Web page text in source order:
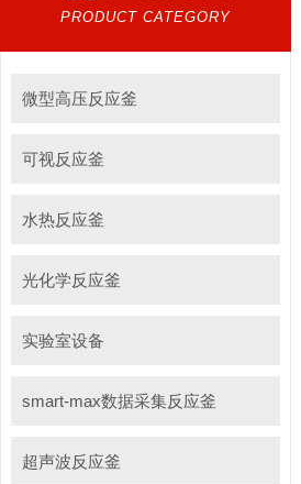
PRODUCT CATEGORY
微型高压反应釜
可视反应釜
水热反应釜
光化学反应釜
实验室设备
smart-max数据采集反应釜
超声波反应釜